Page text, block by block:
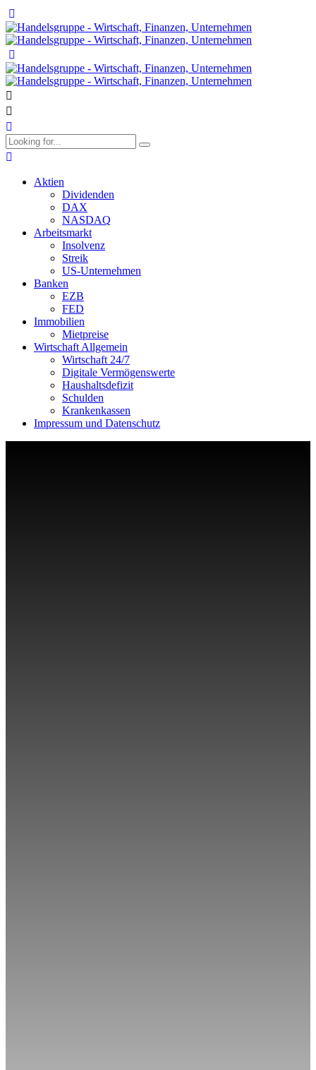
Aktien
Dividenden
DAX
NASDAQ
Arbeitsmarkt
Insolvenz
Streik
US-Unternehmen
Banken
EZB
FED
Immobilien
Mietpreise
Wirtschaft Allgemein
Wirtschaft 24/7
Digitale Vermögenswerte
Haushaltsdefizit
Schulden
Krankenkassen
Impressum und Datenschutz